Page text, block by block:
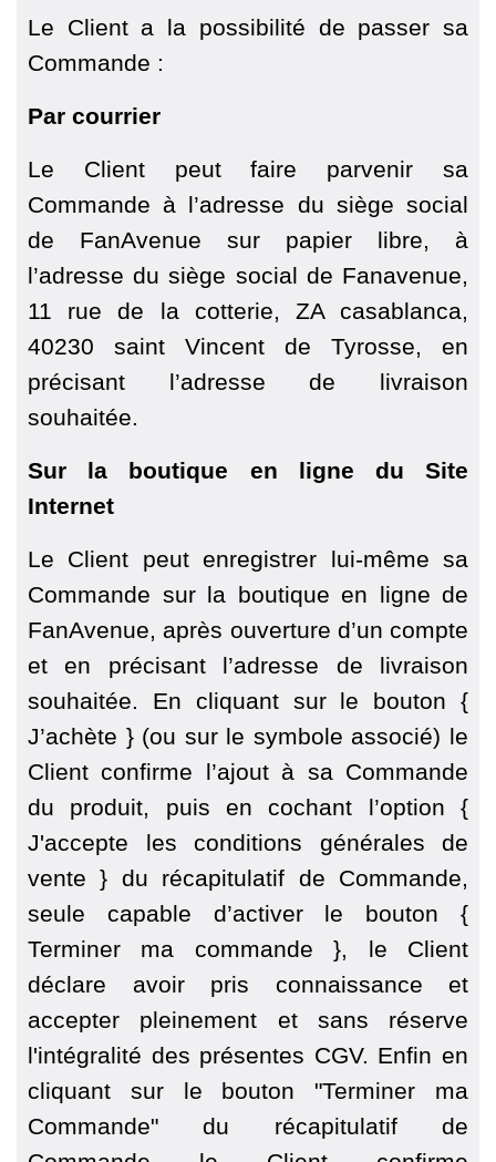
Le Client a la possibilité de passer sa
Commande :
Par courrier
Le Client peut faire parvenir sa
Commande à l’adresse du siège social
de FanAvenue sur papier libre, à
l’adresse du siège social de Fanavenue,
11 rue de la cotterie, ZA casablanca,
40230 saint Vincent de Tyrosse, en
précisant l’adresse de livraison
souhaitée.
Sur la boutique en ligne du Site
Internet
Le Client peut enregistrer lui-même sa
Commande sur la boutique en ligne de
FanAvenue, après ouverture d’un compte
et en précisant l’adresse de livraison
souhaitée. En cliquant sur le bouton {
J’achète } (ou sur le symbole associé) le
Client confirme l’ajout à sa Commande
du produit, puis en cochant l’option {
J'accepte les conditions générales de
vente } du récapitulatif de Commande,
seule capable d’activer le bouton {
Terminer ma commande }, le Client
déclare avoir pris connaissance et
accepter pleinement et sans réserve
l'intégralité des présentes CGV. Enfin en
cliquant sur le bouton "Terminer ma
Commande" du récapitulatif de